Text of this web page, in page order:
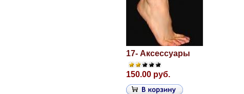
17- Аксессуары
150.00 руб.